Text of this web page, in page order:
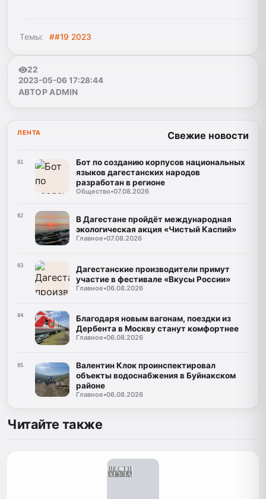
Темы: ##19 2023
22
2023-05-06 17:28:44
АВТОР ADMIN
ЛЕНТА Свежие новости
01
Бот по созданию корпусов национальных
языков дагестанских народов
разработан в регионе
Общество•07.08.2026
02
В Дагестане пройдёт международная
экологическая акция «Чистый Каспий»
Главное•07.08.2026
03
Дагестанские производители примут
участие в фестивале «Вкусы России»
Главное•06.08.2026
04
Благодаря новым вагонам, поездки из
Дербента в Москву станут комфортнее
Главное•06.08.2026
05
Валентин Клок проинспектировал
объекты водоснабжения в Буйнакском
районе
Главное•06.08.2026
Читайте также